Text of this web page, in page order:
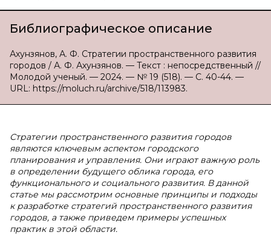
Библиографическое описание
Ахунзянов, А. Ф. Стратегии пространственного развития
городов / А. Ф. Ахунзянов. — Текст : непосредственный //
Молодой ученый. — 2024. — № 19 (518). — С. 40-44. —
URL: https://moluch.ru/archive/518/113983.
Стратегии пространственного развития городов
являются ключевым аспектом городского
планирования и управления. Они играют важную роль
в определении будущего облика города, его
функционального и социального развития. В данной
статье мы рассмотрим основные принципы и подходы
к разработке стратегий пространственного развития
городов, а также приведем примеры успешных
практик в этой области.